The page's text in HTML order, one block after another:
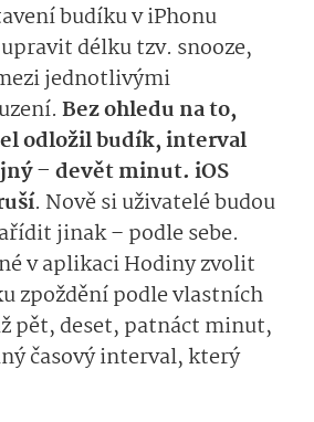
budíku v iPhonu
délku tzv. snooze,
jednotlivými
Bez ohledu na to,
odložil budík, interval
– devět minut. iOS
. Nově si uživatelé budou
jinak – podle sebe.
v aplikaci Hodiny zvolit
zpoždění podle vlastních
pět, deset, patnáct minut,
časový interval, který